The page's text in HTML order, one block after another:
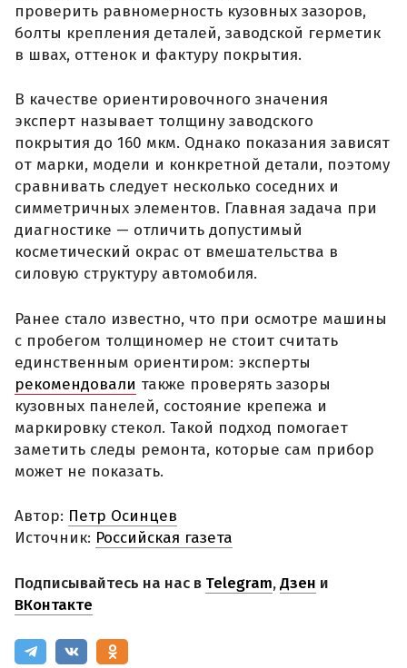
проверить равномерность кузовных зазоров,
болты крепления деталей, заводской герметик
в швах, оттенок и фактуру покрытия.
В качестве ориентировочного значения
эксперт называет толщину заводского
покрытия до 160 мкм. Однако показания зависят
от марки, модели и конкретной детали, поэтому
сравнивать следует несколько соседних и
симметричных элементов. Главная задача при
диагностике — отличить допустимый
косметический окрас от вмешательства в
силовую структуру автомобиля.
Ранее стало известно, что при осмотре машины
с пробегом толщиномер не стоит считать
единственным ориентиром: эксперты
рекомендовали также проверять зазоры
кузовных панелей, состояние крепежа и
маркировку стекол. Такой подход помогает
заметить следы ремонта, которые сам прибор
может не показать.
Автор: Петр Осинцев
Источник: Российская газета
Подписывайтесь на нас в Telegram,Дзен и
ВКонтакте